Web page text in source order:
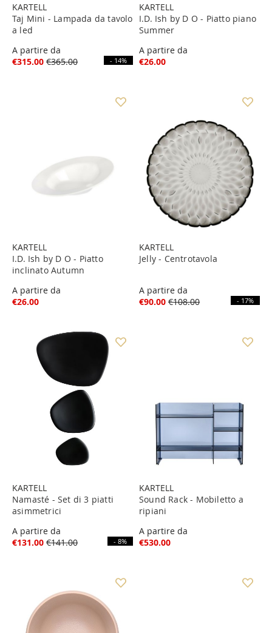
KARTELL
Taj Mini - Lampada da tavolo
a led
A partire da
€315.00 €365.00 - 14%
KARTELL
I.D. Ish by D O - Piatto piano
Summer
A partire da
€26.00
KARTELL
I.D. Ish by D O - Piatto
inclinato Autumn
A partire da
€26.00
KARTELL
Jelly - Centrotavola
A partire da
€90.00 €108.00 - 17%
KARTELL
Namasté - Set di 3 piatti
asimmetrici
A partire da
€131.00 €141.00 - 8%
KARTELL
Sound Rack - Mobiletto a
ripiani
A partire da
€530.00